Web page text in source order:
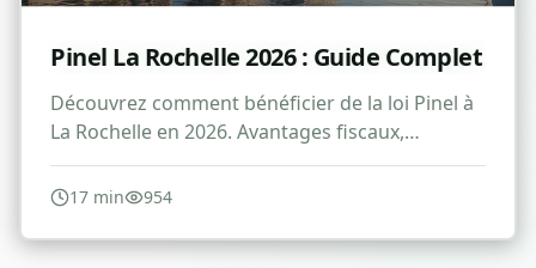
Pinel La Rochelle 2026 : Guide Complet
Découvrez comment bénéficier de la loi Pinel à
La Rochelle en 2026. Avantages fiscaux,
conditions et stratégies d'investissement
immobilier.
17 min 954